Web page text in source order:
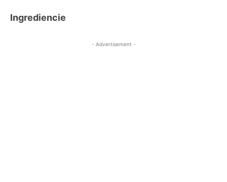
Ingrediencie
- Advertisement -